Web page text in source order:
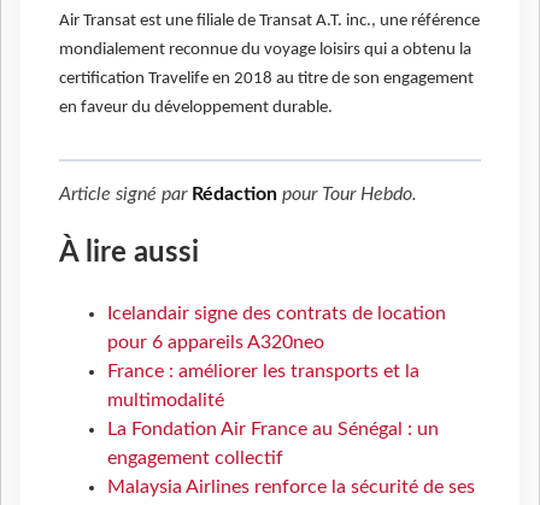
Air Transat est une filiale de Transat A.T. inc., une référence
mondialement reconnue du voyage loisirs qui a obtenu la
certification Travelife en 2018 au titre de son engagement
en faveur du développement durable.
Article signé par Rédaction pour Tour Hebdo.
À lire aussi
Icelandair signe des contrats de location
pour 6 appareils A320neo
France : améliorer les transports et la
multimodalité
La Fondation Air France au Sénégal : un
engagement collectif
Malaysia Airlines renforce la sécurité de ses